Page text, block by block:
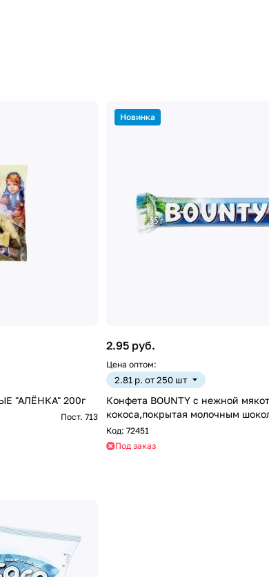
"АЛЁНКА" 200г
Пост. 713
Новинка
2.95 руб.
Цена оптом:
2.81 р. от 250 шт
Конфета BOUNTY с нежной
кокоса,покрытая молочным
Код: 72451
Под заказ